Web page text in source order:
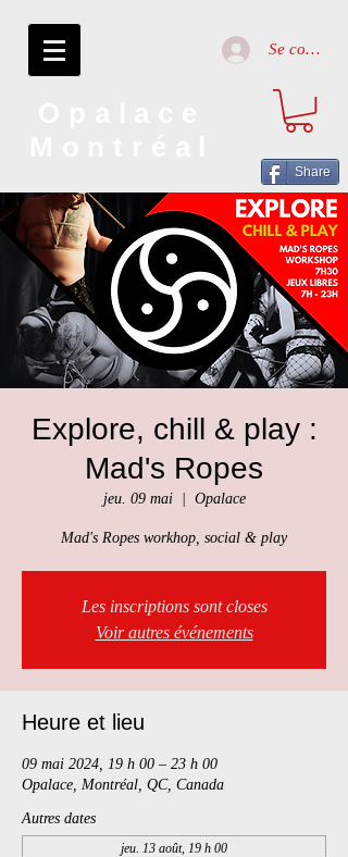
Se connecter
Share
Explore, chill & play :
Mad's Ropes
jeu. 09 mai
  |
Opalace
Mad's Ropes workhop, social & play
Les inscriptions sont closes
Voir autres événements
Heure et lieu
09 mai 2024, 19 h 00 – 23 h 00
Opalace, Montréal, QC, Canada
Autres dates
jeu. 13 août, 19 h 00